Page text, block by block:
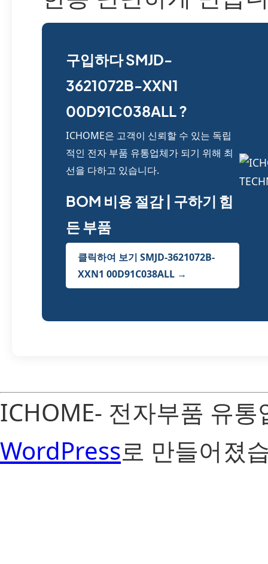
구입하다 SMJD-
3621072B-XXN1
00D91C038ALL ?
ICHOME은 고객이 신뢰할 수 있는 독립
적인 전자 부품 유통업체가 되기 위해 최
선을 다하고 있습니다.
BOM 비용 절감 | 구하기 힘
든 부품
클릭하여 보기 SMJD-3621072B-
XXN1 00D91C038ALL →
ICHOME- 전자부품 유
WordPress로 만들어졌